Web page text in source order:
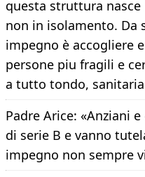
questa struttura
non in isolamento. Da
impegno è accogliere
persone piu fragili e
a tutto tondo,
Padre Arice: «Anziani
di serie B e vanno
impegno non sempre